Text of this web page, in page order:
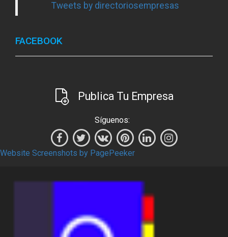
Tweets by directoriosempresas
FACEBOOK
Publica Tu Empresa
Síguenos:
Website Screenshots by PagePeeker